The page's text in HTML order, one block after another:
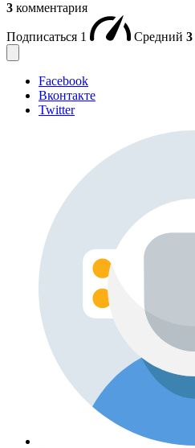
3 комментария
Подписаться 1 Средний 3
Facebook
Вконтакте
Twitter